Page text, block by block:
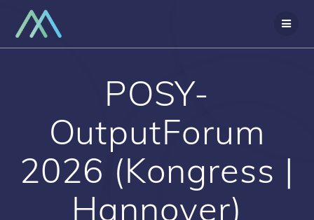
POSY-
OutputForum
2026 (Kongress |
Hannover)